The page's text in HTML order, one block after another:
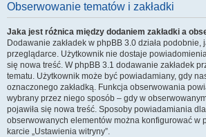
Obserwowanie tematów i zakładki
Jaka jest różnica między dodaniem zakładki a
Dodawanie zakładek w phpBB 3.0 działa podobnie,
przeglądarce. Użytkownik nie dostaje
się nowa treść. W phpBB 3.1 dodawanie zakładek
tematu. Użytkownik może być powiadamiany, gdy
oznaczonego zakładką. Funkcja obserwowania
wybrany przez niego sposób – gdy w
pojawiła się nowa treść. Sposoby powiadamiania dla
obserwowanych elementów można konfigurować w
karcie „Ustawienia witryny”.